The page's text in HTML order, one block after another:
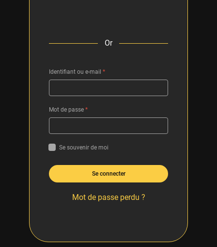
Or
Identifiant ou e-mail *
Mot de passe *
Se souvenir de moi
Se connecter
Mot de passe perdu ?